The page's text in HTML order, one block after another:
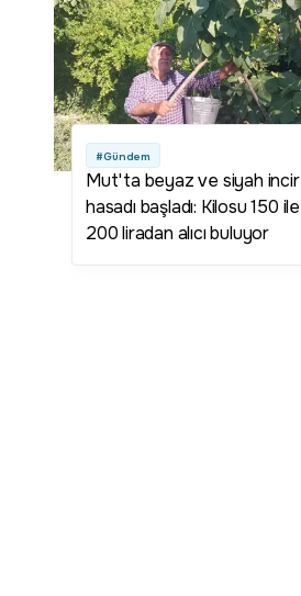
#Gündem
Mut'ta beyaz ve siyah incir
hasadı başladı: Kilosu 150 ile
200 liradan alıcı buluyor